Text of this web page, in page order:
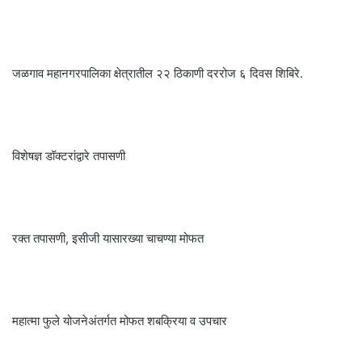
जळगाव महानगरपालिका क्षेत्रातील २२ ठिकाणी दररोज ६ दिवस शिबिरे.
विशेषज्ञ डॉक्टरांद्वारे तपासणी
रक्त तपासणी, इसीजी यासारख्या चाचण्या मोफत
महात्मा फुले योजनेअंतर्गत मोफत शबक्रिया व उपचार